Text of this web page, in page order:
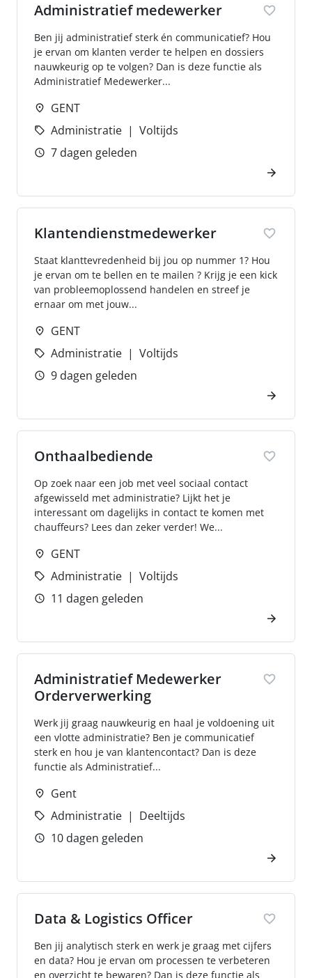
Administratief medewerker
Ben jij administratief sterk én communicatief? Hou
je ervan om klanten verder te helpen en dossiers
nauwkeurig op te volgen? Dan is deze functie als
Administratief Medewerker...
GENT
Administratie
Voltijds
7 dagen geleden
Klantendienstmedewerker
Staat klanttevredenheid bij jou op nummer 1? Hou
je ervan om te bellen en te mailen ? Krijg je een kick
van probleemoplossend handelen en streef je
ernaar om met jouw...
GENT
Administratie
Voltijds
9 dagen geleden
Onthaalbediende
Op zoek naar een job met veel sociaal contact
afgewisseld met administratie? Lijkt het je
interessant om dagelijks in contact te komen met
chauffeurs? Lees dan zeker verder! We...
GENT
Administratie
Voltijds
11 dagen geleden
Administratief Medewerker
Orderverwerking
Werk jij graag nauwkeurig en haal je voldoening uit
een vlotte administratie? Ben je communicatief
sterk en hou je van klantencontact? Dan is deze
functie als Administratief...
Gent
Administratie
Deeltijds
10 dagen geleden
Data & Logistics Officer
Ben jij analytisch sterk en werk je graag met cijfers
en data? Hou je ervan om processen te verbeteren
en overzicht te bewaren? Dan is deze functie als